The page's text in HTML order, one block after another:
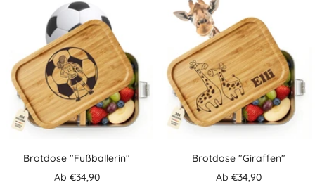
Brotdose "Fußballerin"
Angebotspreis
Ab €34,90
Brotdose "Giraffen"
Angebotspreis
Ab €34,90